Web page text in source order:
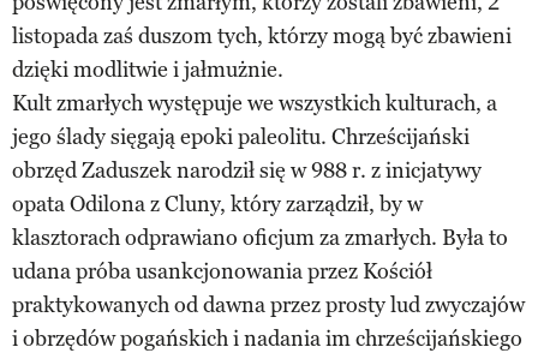
listopada zaś duszom tych, którzy mogą być zbawieni
dzięki modlitwie i jałmużnie.
Kult zmarłych występuje we wszystkich kulturach, a
jego ślady sięgają epoki paleolitu. Chrześcijański
obrzęd Zaduszek narodził się w 988 r. z inicjatywy
opata Odilona z Cluny, który zarządził, by w
klasztorach odprawiano oficjum za zmarłych. Była to
udana próba usankcjonowania przez Kościół
praktykowanych od dawna przez prosty lud zwyczajów
i obrzędów pogańskich i nadania im chrześcijańskiego